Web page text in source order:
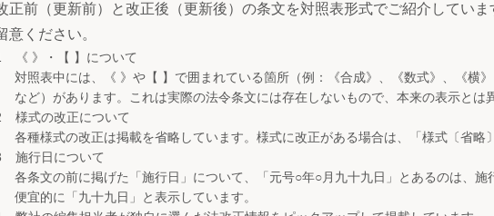
正前（更新前）と改正後（更新後）の条文を対照表形式でご紹介してい
意ください。
《 》・【 】について
対照表中には、《 》や【 】で囲まれている箇所（例：《合成》、《数式》、《横
など）があります。これは実際の法令条文には存在しないもので、本来の表示とは
様式の改正について
各種様式の改正は掲載を省略しています。様式に改正がある場合は、「様式〔省略
施行日について
各条文の前に掲げた「施行日」について、「元号○年○月九十九日」とあるのは、施
便宜的に「九十九日」と表示しています。